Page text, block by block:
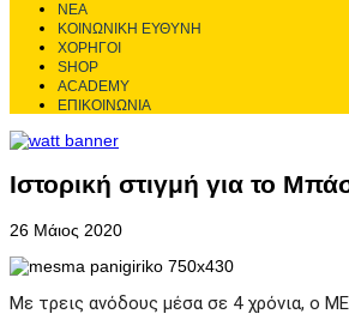
ΝΕΑ
ΚΟΙΝΩΝΙΚΗ ΕΥΘΥΝΗ
ΧΟΡΗΓΟΙ
SHOP
ACADEMY
ΕΠΙΚΟΙΝΩΝΙΑ
Ιστορική στιγμή για το
26 Μάιος 2020
Με τρεις ανόδους μέσα σε 4 χρόνια, ο